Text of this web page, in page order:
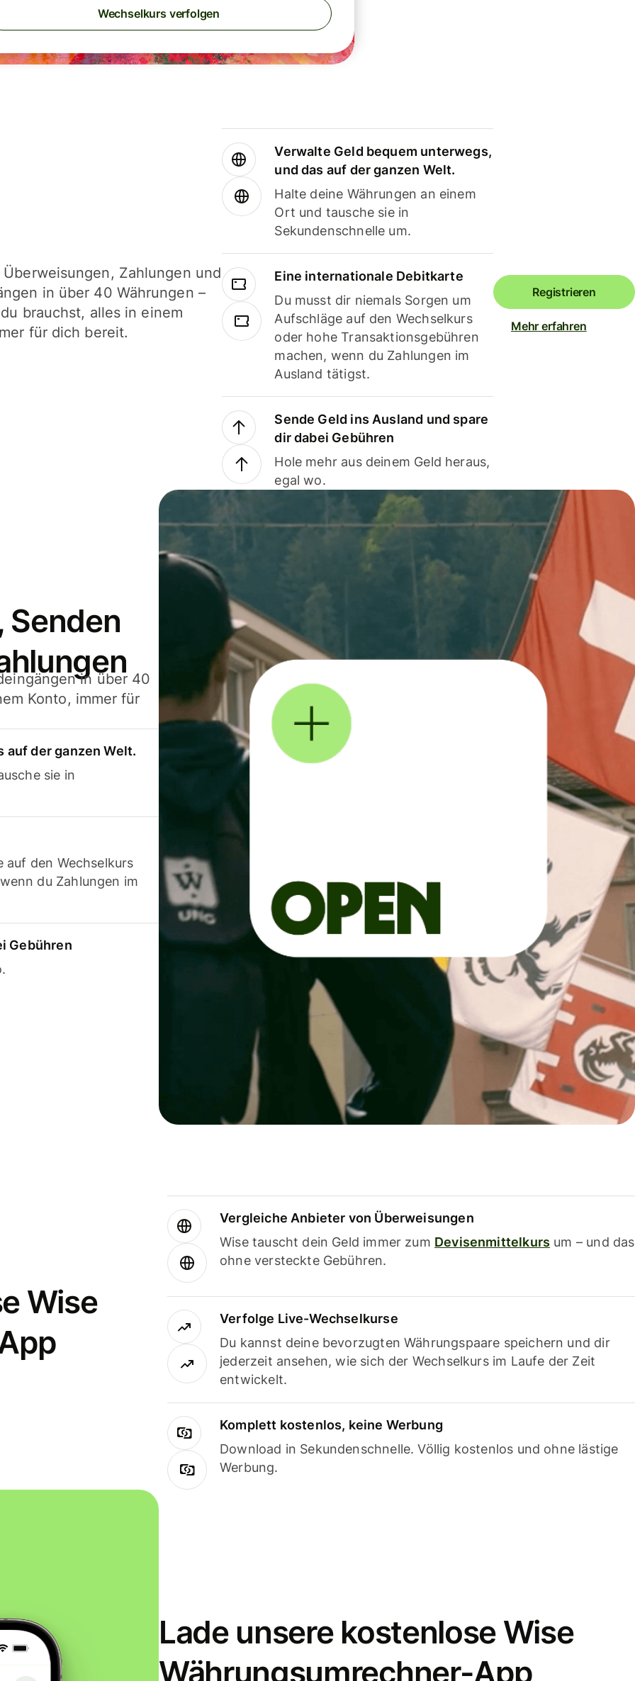
Wechselkurs verfolgen
Zahlungen und
in über 40 Währungen –
brauchst, alles in einem
für dich bereit.
Verwalte Geld bequem unterwegs,
und das auf der ganzen Welt.
Halte deine Währungen an einem
Ort und tausche sie in
Sekundenschnelle um.
Eine internationale Debitkarte
Du musst dir niemals Sorgen um
Aufschläge auf den Wechselkurs
oder hohe Transaktionsgebühren
machen, wenn du Zahlungen im
Ausland tätigst.
Sende Geld ins Ausland und spare
dir dabei Gebühren
Hole mehr aus deinem Geld heraus,
egal wo.
Registrieren
Mehr erfahren
Senden
in über 40
Konto, immer für
auf der ganzen Welt.
sie in
auf den Wechselkurs
du Zahlungen im
Gebühren
Wise
Vergleiche Anbieter von Überweisungen
Wise tauscht dein Geld immer zum Devisenmittelkurs um – und das
ohne versteckte Gebühren.
Verfolge Live-Wechselkurse
Du kannst deine bevorzugten Währungspaare speichern und dir
jederzeit ansehen, wie sich der Wechselkurs im Laufe der Zeit
entwickelt.
Komplett kostenlos, keine Werbung
Download in Sekundenschnelle. Völlig kostenlos und ohne lästige
Werbung.
Lade unsere kostenlose Wise
Währungsumrechner-App